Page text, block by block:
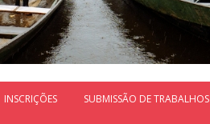
INSCRIÇÕES SUBMISSÃO DE TRABALHOS